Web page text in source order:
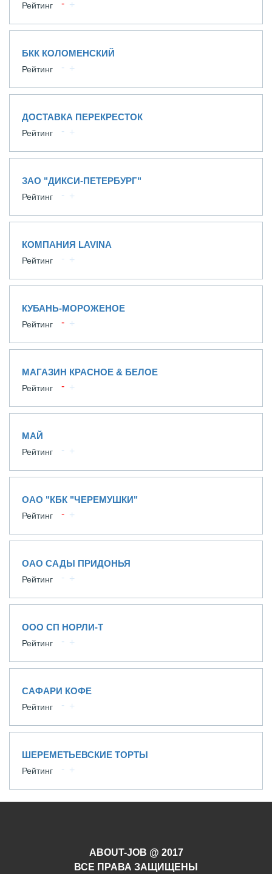
Рейтинг
БКК КОЛОМЕНСКИЙ
Рейтинг
ДОСТАВКА ПЕРЕКРЕСТОК
Рейтинг
ЗАО "ДИКСИ-ПЕТЕРБУРГ"
Рейтинг
КОМПАНИЯ LAVINA
Рейтинг
КУБАНЬ-МОРОЖЕНОЕ
Рейтинг
МАГАЗИН КРАСНОЕ & БЕЛОЕ
Рейтинг
МАЙ
Рейтинг
ОАО "КБК "ЧЕРЕМУШКИ"
Рейтинг
ОАО САДЫ ПРИДОНЬЯ
Рейтинг
ООО СП НОРЛИ-Т
Рейтинг
САФАРИ КОФЕ
Рейтинг
ШЕРЕМЕТЬЕВСКИЕ ТОРТЫ
Рейтинг
ABOUT-JOB @ 2017
ВСЕ ПРАВА ЗАЩИЩЕНЫ